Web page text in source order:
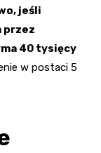
jeśli
przez
40 tysięcy
w postaci 5